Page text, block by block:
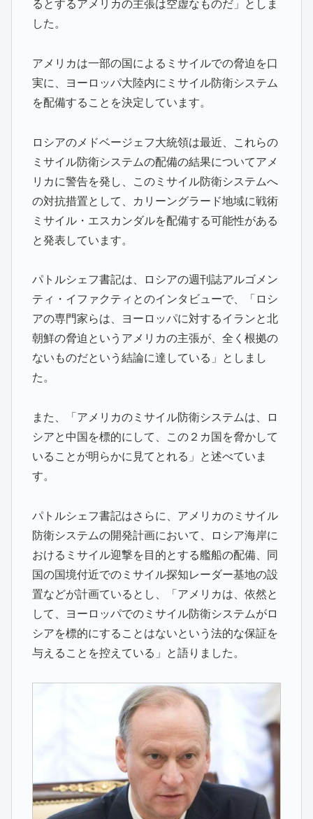
した。
アメリカは一部の国によるミサイルでの脅迫を口
実に、ヨーロッパ大陸内にミサイル防衛システム
を配備することを決定しています。
ロシアのメドベージェフ大統領は最近、これらの
ミサイル防衛システムの配備の結果についてアメ
リカに警告を発し、このミサイル防衛システムへ
の対抗措置として、カリーングラード地域に戦術
ミサイル・エスカンダルを配備する可能性がある
と発表しています。
パトルシェフ書記は、ロシアの週刊誌アルゴメン
ティ・イファクティとのインタビューで、「ロシ
アの専門家らは、ヨーロッパに対するイランと北
朝鮮の脅迫というアメリカの主張が、全く根拠の
ないものだという結論に達している」としまし
た。
また、「アメリカのミサイル防衛システムは、ロ
シアと中国を標的にして、この２カ国を脅かして
いることが明らかに見てとれる」と述べていま
す。
パトルシェフ書記はさらに、アメリカのミサイル
防衛システムの開発計画において、ロシア海岸に
おけるミサイル迎撃を目的とする艦船の配備、同
国の国境付近でのミサイル探知レーダー基地の設
置などが計画ているとし、「アメリカは、依然と
して、ヨーロッパでのミサイル防衛システムがロ
シアを標的にすることはないという法的な保証を
与えることを控えている」と語りました。